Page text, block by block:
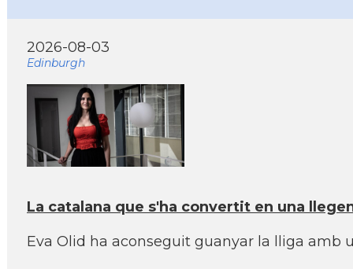
2026-08-03
Edinburgh
La catalana que s'ha convertit en una
Eva Olid ha aconseguit guanyar la lliga amb